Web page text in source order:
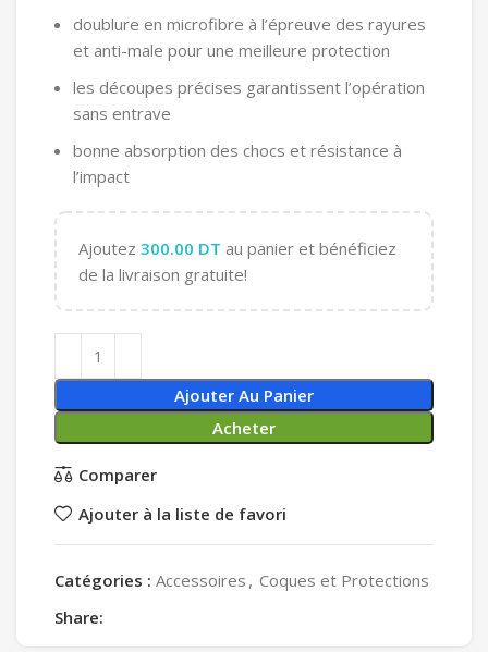
doublure en microfibre à l’épreuve des rayures
et anti-male pour une meilleure protection
les découpes précises garantissent l’opération
sans entrave
bonne absorption des chocs et résistance à
l’impact
Ajoutez 300.00 DT au panier et bénéficiez
de la livraison gratuite!
Ajouter Au Panier
Acheter
Comparer
Ajouter à la liste de favori
Catégories : Accessoires , Coques et Protections
Share: